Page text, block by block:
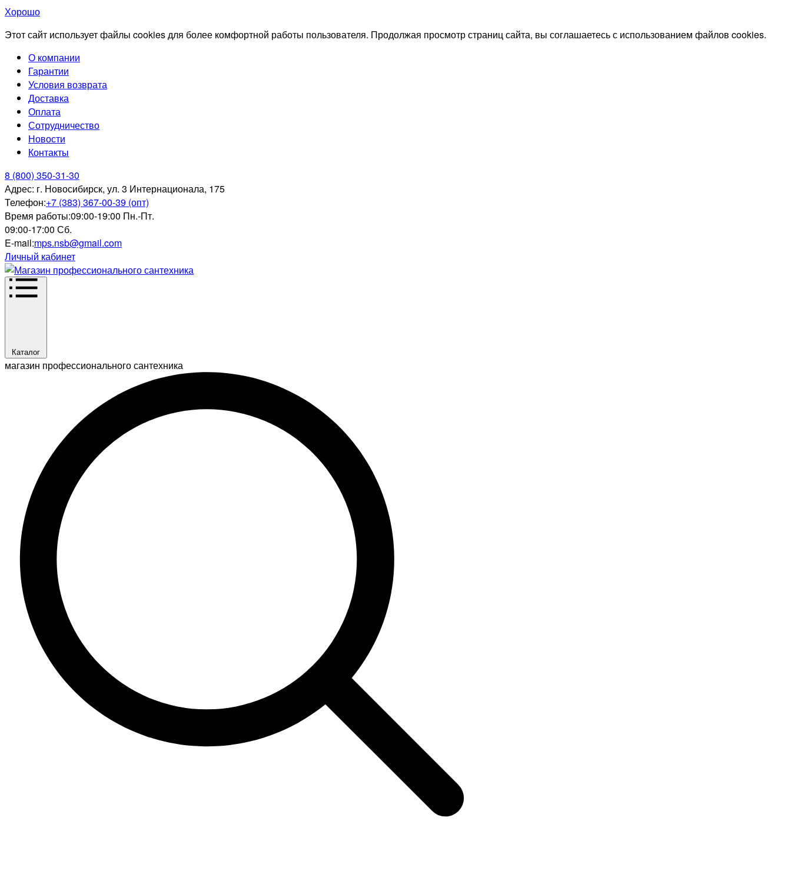
Хорошо
Этот сайт использует файлы cookies для более комфортной работы пользователя. Продолжая просмотр страниц сайта, вы соглашаетесь с использованием файлов cookies.
О компании
Гарантии
Условия возврата
Доставка
Оплата
Сотрудничество
Новости
Контакты
8 (800) 350-31-30
Адрес: г. Новосибирск, ул. 3 Интернационала, 175
Телефон:+7 (383) 367-00-39 (опт)
Время работы:09:00-19:00 Пн.-Пт.
09:00-17:00 Сб.
E-mail:mps.nsb@gmail.com
Личный кабинет
Каталог
магазин профессионального сантехника